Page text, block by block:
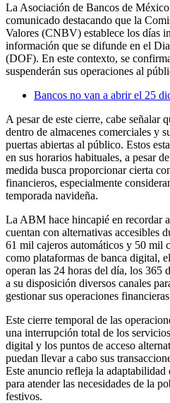
La Asociación de Bancos de
comunicado destacando que la
Valores (CNBV) establece los días
información que se difunde en el
(DOF). En este contexto, se
suspenderán sus operaciones al
Bancos no van a abrir el 25
A pesar de este cierre, cabe señalar
dentro de almacenes comerciales y
puertas abiertas al público. Estos
en sus horarios habituales, a pesar
medida busca proporcionar cierta
financieros, especialmente
temporada navideña.
La ABM hace hincapié en recordar
cuentan con alternativas accesibles
61 mil cajeros automáticos y 50 mil
como plataformas de banca digital,
operan las 24 horas del día, los 365
a su disposición diversos canales
gestionar sus operaciones
Este cierre temporal de las
una interrupción total de los
digital y los puntos de acceso
puedan llevar a cabo sus
Este anuncio refleja la
para atender las necesidades de la
festivos.